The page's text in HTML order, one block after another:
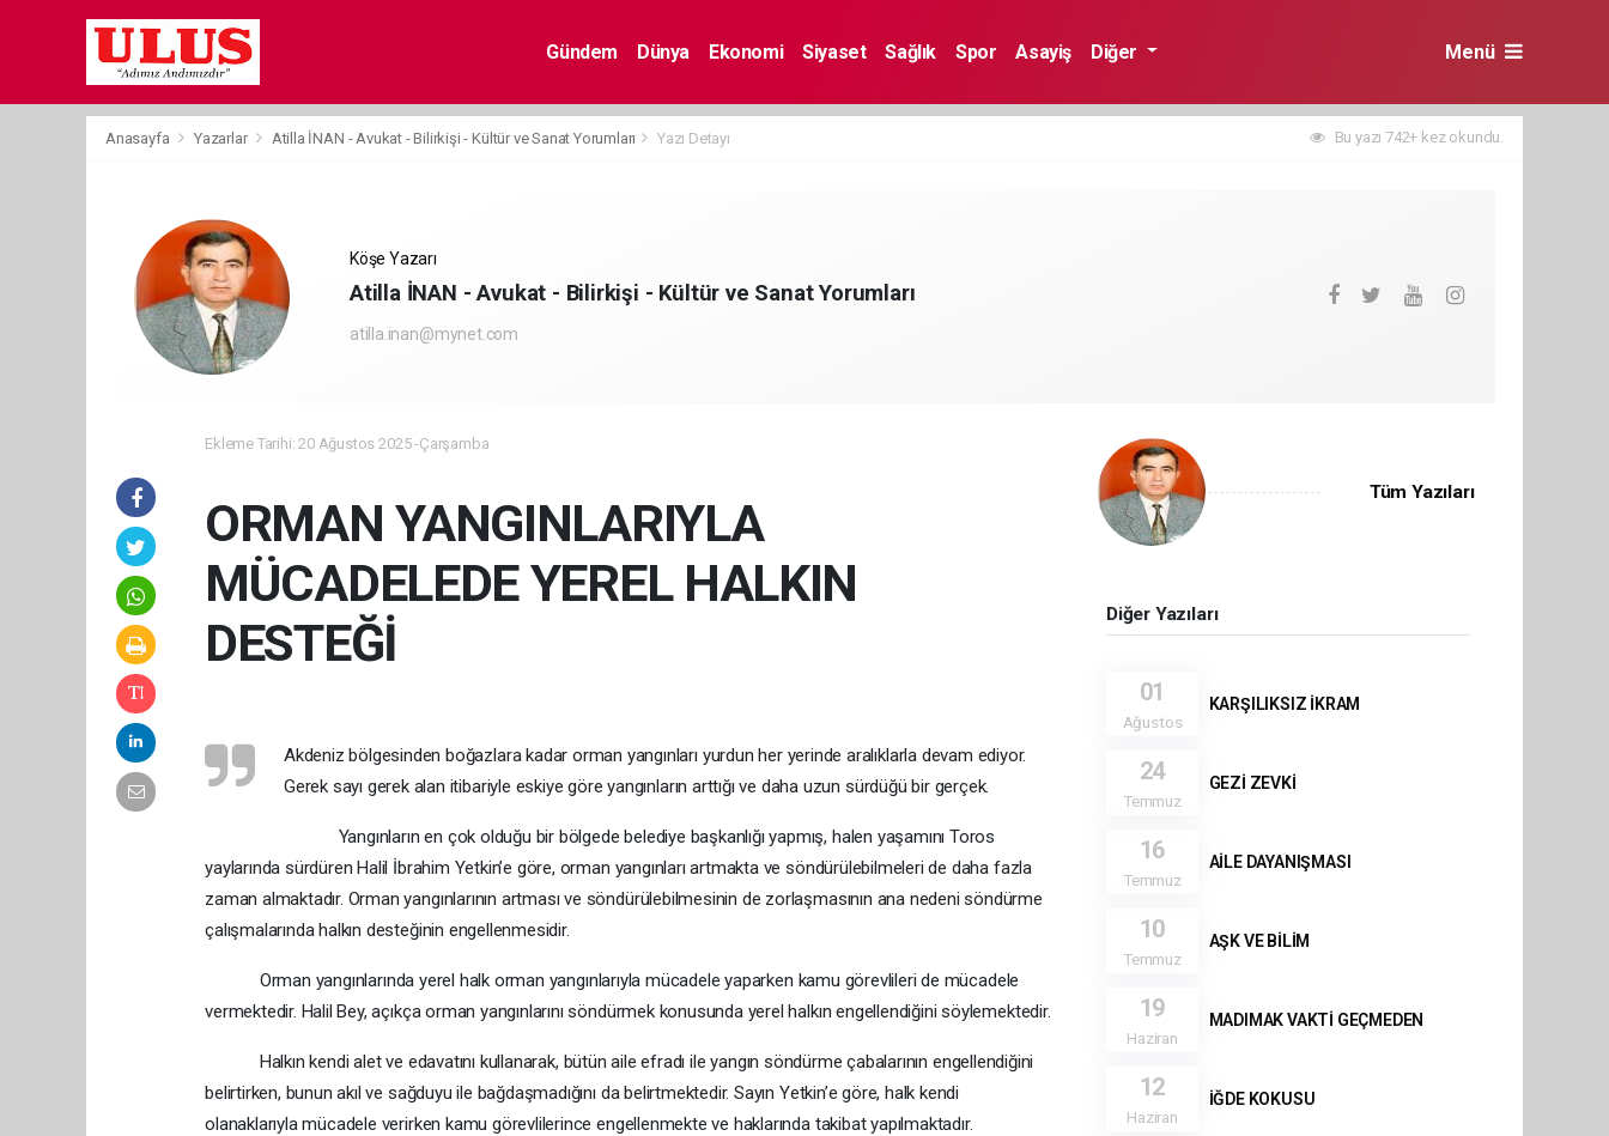
Gündem Dünya Ekonomi Siyaset Sağlık Spor Asayiş Diğer Menü
Anasayfa Yazarlar Atilla İNAN - Avukat - Bilirkişi - Kültür ve Sanat Yorumları Yazı Detayı Bu yazı 742+ kez okundu.
Köşe Yazarı
Atilla İNAN - Avukat - Bilirkişi - Kültür ve Sanat Yorumları
atilla.inan@mynet.com
Ekleme Tarihi: 20 Ağustos 2025 -Çarşamba
ORMAN YANGINLARIYLA
MÜCADELEDE YEREL HALKIN
DESTEĞİ
Akdeniz bölgesinden boğazlara kadar orman yangınları yurdun her yerinde aralıklarla devam ediyor.
Gerek sayı gerek alan itibariyle eskiye göre yangınların arttığı ve daha uzun sürdüğü bir gerçek.
Yangınların en çok olduğu bir bölgede belediye başkanlığı yapmış, halen yaşamını Toros
yaylarında sürdüren Halil İbrahim Yetkin’e göre, orman yangınları artmakta ve söndürülebilmeleri de daha fazla
zaman almaktadır. Orman yangınlarının artması ve söndürülebilmesinin de zorlaşmasının ana nedeni söndürme
çalışmalarında halkın desteğinin engellenmesidir.
Orman yangınlarında yerel halk orman yangınlarıyla mücadele yaparken kamu görevlileri de mücadele
vermektedir. Halil Bey, açıkça orman yangınlarını söndürmek konusunda yerel halkın engellendiğini söylemektedir.
Halkın kendi alet ve edavatını kullanarak, bütün aile efradı ile yangın söndürme çabalarının engellendiğini
belirtirken, bunun akıl ve sağduyu ile bağdaşmadığını da belirtmektedir. Sayın Yetkin’e göre, halk kendi
olanaklarıyla mücadele verirken kamu görevlilerince engellenmekte ve haklarında takibat yapılmaktadır.
Tüm Yazıları
Diğer Yazıları
01
Ağustos
KARŞILIKSIZ İKRAM
24
Temmuz
GEZİ ZEVKİ
16
Temmuz
AİLE DAYANIŞMASI
10
Temmuz
AŞK VE BİLİM
19
Haziran
MADIMAK VAKTİ GEÇMEDEN
12
Haziran
İĞDE KOKUSU